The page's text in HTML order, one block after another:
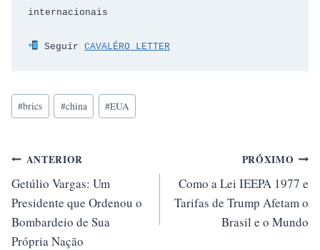
internacionais
Seguir CAVALÉRO LETTER
Tags
do
#brics #china #EUA
Navegação
de
Post
ANTERIOR
Getúlio Vargas: Um
Presidente que Ordenou o
Bombardeio de Sua
Própria Nação
PRÓXIMO
Como a Lei IEEPA 1977 e
Tarifas de Trump Afetam o
Brasil e o Mundo